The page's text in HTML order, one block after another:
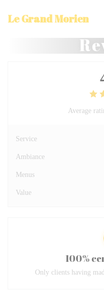
Le Grand Morien
Average
Service
Ambiance
Menus
Value
100%
Only clients having